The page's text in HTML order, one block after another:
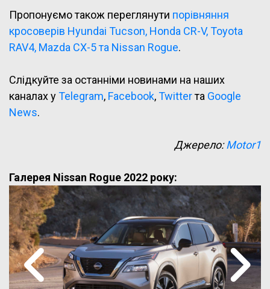
Пропонуємо також переглянути порівняння
кросоверів Hyundai Tucson, Honda CR-V, Toyota
RAV4, Mazda CX-5 та Nissan Rogue.
Слідкуйте за останніми новинами на наших
каналах уTelegram, Facebook,Twitterта Google
News.
Джерело:Motor1
Галерея Nissan Rogue 2022 року: